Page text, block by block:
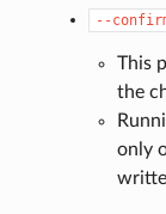
--
This
the
only